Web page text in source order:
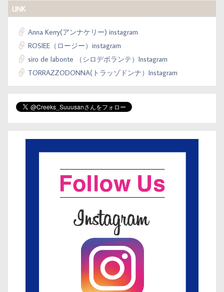
LINK
Anna Kerry(アンナケリー) instagram
ROSIEE（ロージー）instagram
siro de labonte （シロデボランテ）Instagram
TORRAZZODONNA(トラッゾドンナ）Instagram